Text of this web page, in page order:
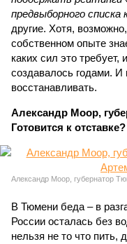
предвыборного
другие. Хотя,
собственном опыте
каких сил это требует,
создавалось годами. И
восстанавливать.
Александр Моор,
Готовится к отставке?
Александр Моор, губернатор
В Тюмени беда – в
России осталась без
нельзя не то что пить,